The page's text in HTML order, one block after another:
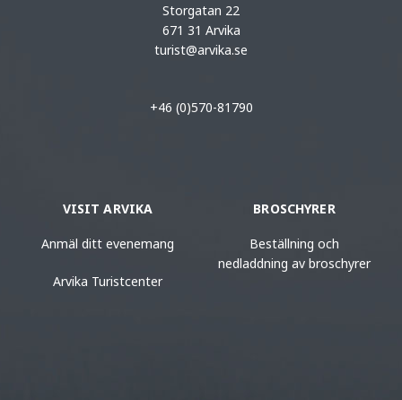
Storgatan 22
671 31 Arvika
turist@arvika.se
+46 (0)570-81790
VISIT ARVIKA
Anmäl ditt evenemang
Arvika Turistcenter
BROSCHYRER
Beställning och
nedladdning av broschyrer